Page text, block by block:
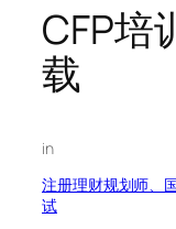
CFP培
载
in
注册理财规划师、
试